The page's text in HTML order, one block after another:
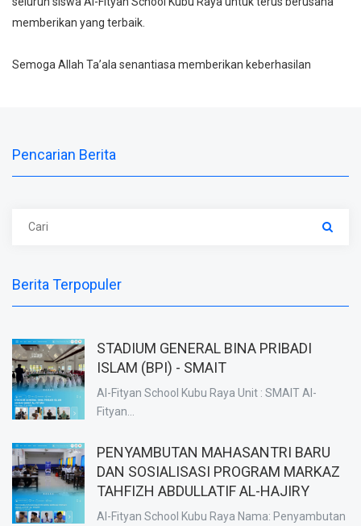
memberikan yang terbaik.
Semoga Allah Ta’ala senantiasa memberikan keberhasilan
Pencarian Berita
Berita Terpopuler
STADIUM GENERAL BINA PRIBADI
ISLAM (BPI) - SMAIT
Al-Fityan School Kubu Raya Unit : SMAIT Al-
Fityan...
PENYAMBUTAN MAHASANTRI BARU
DAN SOSIALISASI PROGRAM MARKAZ
TAHFIZH ABDULLATIF AL-HAJIRY
Al-Fityan School Kubu Raya Nama: Penyambutan